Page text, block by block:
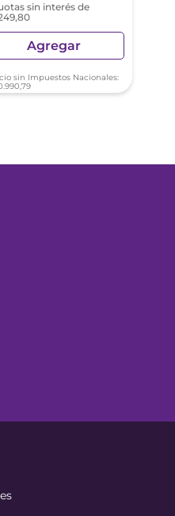
sin interés de
Agregar
sin Impuestos Nacionales:
.990,79